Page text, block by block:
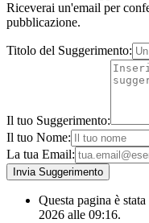
Riceverai un'email per
pubblicazione.
Titolo del Suggerimento:
Il tuo Suggerimento:
Il tuo Nome:
La tua Email:
Questa pagina è
2026 alle 09:16.